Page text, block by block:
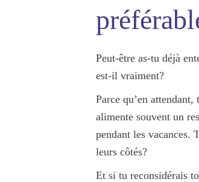
Peut-être as-tu déjà
est-il vraiment?
Parce qu’en
alimente souvent un
pendant les vacances.
leurs côtés?
Et si tu reconsidérais